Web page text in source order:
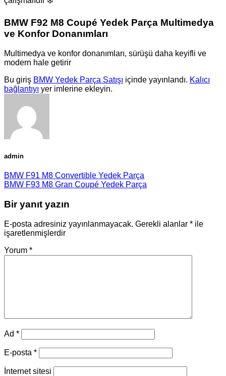
BMW F92 M8 Coupé Yedek Parça Multimedya
ve Konfor Donanımları
Multimedya ve konfor donanımları, sürüşü daha keyifli ve
modern hale getirir
Bu giriş BMW Yedek Parça Satışı içinde yayınlandı. Kalıcı
bağlantıyı yer imlerine ekleyin.
admin
BMW F91 M8 Convertible Yedek Parça
BMW F93 M8 Gran Coupé Yedek Parça
Bir yanıt yazın
E-posta adresiniz yayınlanmayacak. Gerekli alanlar * ile
işaretlenmişlerdir
Yorum *
Ad *
E-posta *
İnternet sitesi